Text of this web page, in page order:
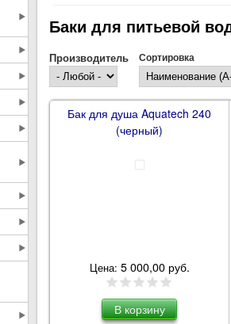
Баки для питьевой
Производитель Сортировка
Бак для душа Aquatech 240
(черный)
Цена: 5 000,00 руб.